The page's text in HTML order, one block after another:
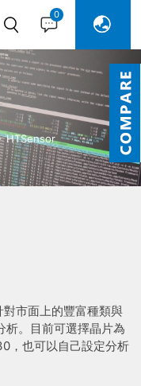
0
HTSensor
市面上的豐富種類與
。目前可選擇晶片為
，也可以自己設定分析